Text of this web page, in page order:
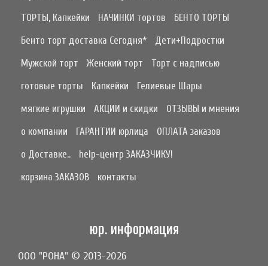
ТОРТЫ, Капкейки
НАЧИНКИ тортов
БЕНТО ТОРТЫ
Бенто торт доставка Сегодня*
Дети+Подростки
Мужской торт
Женский торт
Торт с надписью
готовые торты
Капкейки
Гелиевые Шары
мягкие игрушки
АКЦИИ и скидки
ОТЗЫВЫ и мнения
о компании
ГАРАНТИИ юрлица
ОПЛАТА заказов
о Доставке..
help-центр ЗАКАЗЧИКУ!
корзина ЗАКАЗОВ
контакты
юр. информация
ООО "РОНА" © 2013-2026